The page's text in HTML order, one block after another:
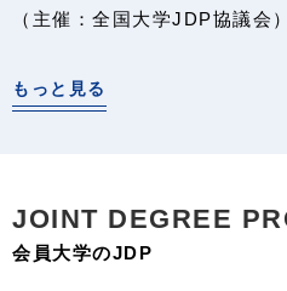
（主催：全国大学JDP協議会）
もっと見る
JOINT DEGREE
会員大学のJDP